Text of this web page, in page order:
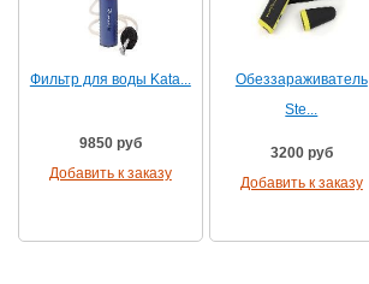
Фильтр для воды Kata...
9850 руб
Добавить к заказу
Обеззараживатель
Ste...
3200 руб
Добавить к заказу